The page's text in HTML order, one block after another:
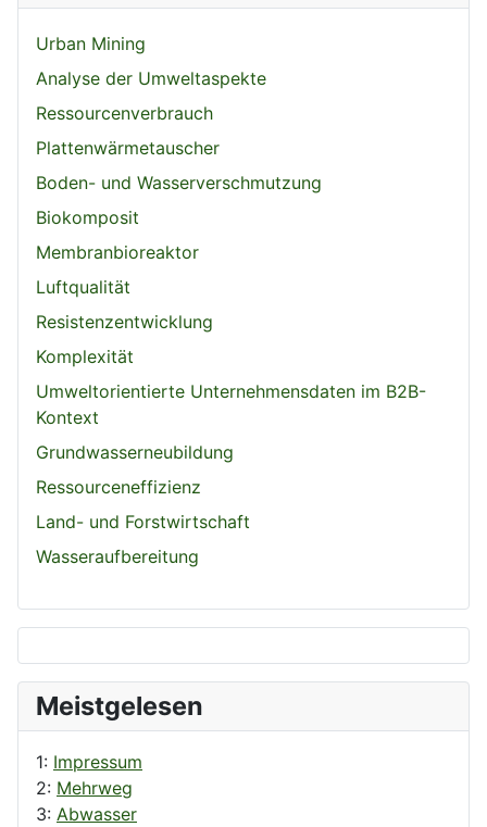
Urban Mining
Analyse der Umweltaspekte
Ressourcenverbrauch
Plattenwärmetauscher
Boden- und Wasserverschmutzung
Biokomposit
Membranbioreaktor
Luftqualität
Resistenzentwicklung
Komplexität
Umweltorientierte Unternehmensdaten im B2B-
Kontext
Grundwasserneubildung
Ressourceneffizienz
Land- und Forstwirtschaft
Wasseraufbereitung
Meistgelesen
1: Impressum
2: Mehrweg
3: Abwasser